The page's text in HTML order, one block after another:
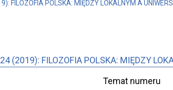
FILOZOFIA POLSKA: MIĘDZY LOKALNYM A
(2019): FILOZOFIA POLSKA: MIĘDZY
Temat numeru